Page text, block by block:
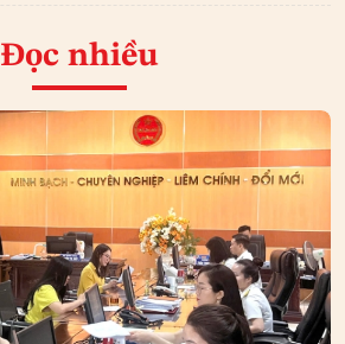
Đọc nhiều